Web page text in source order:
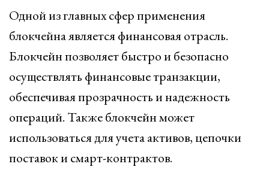
Одной из главных сфер применения
блокчейна является финансовая отрасль.
Блокчейн позволяет быстро и безопасно
осуществлять финансовые транзакции,
обеспечивая прозрачность и надежность
операций. Также блокчейн может
использоваться для учета активов, цепочки
поставок и смарт-контрактов.